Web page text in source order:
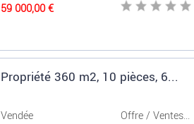
59 000,00 €
Propriété 360 m2, 10 pièces, 6...
Vendée
Offre / Ventes...